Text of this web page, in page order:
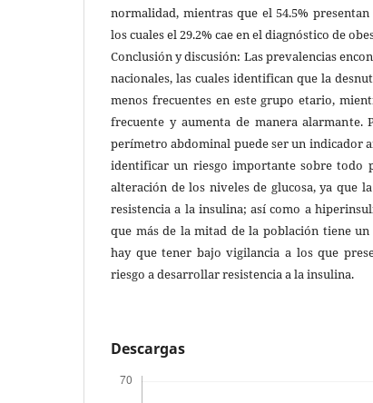
normalidad, mientras que el 54.5%
los cuales el 29.2% cae en el diagnóstico de
Conclusión y discusión: Las prevalencias
nacionales, las cuales identifican que la
menos frecuentes en este grupo etario,
frecuente y aumenta de manera alarmante.
perímetro abdominal puede ser un indicador
identificar un riesgo importante sobre todo
alteración de los niveles de glucosa, ya que
resistencia a la insulina; así como a
que más de la mitad de la población tiene
hay que tener bajo vigilancia a los que
riesgo a desarrollar resistencia a la insulina.
Descargas